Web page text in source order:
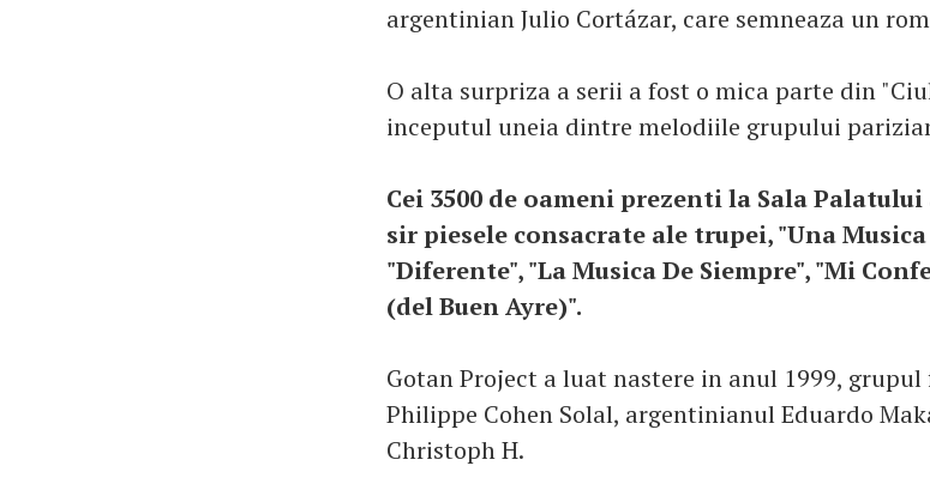
argentinian Julio Cortázar, care semneaza un
O alta surpriza a serii a fost o mica parte din
inceputul uneia dintre melodiile grupului
Cei 3500 de oameni prezenti la Sala
sir piesele consacrate ale trupei, "Una
"Diferente", "La Musica De Siempre", "Mi
(del Buen Ayre)".
Gotan Project a luat nastere in anul 1999,
Philippe Cohen Solal, argentinianul Eduardo
Christoph H.